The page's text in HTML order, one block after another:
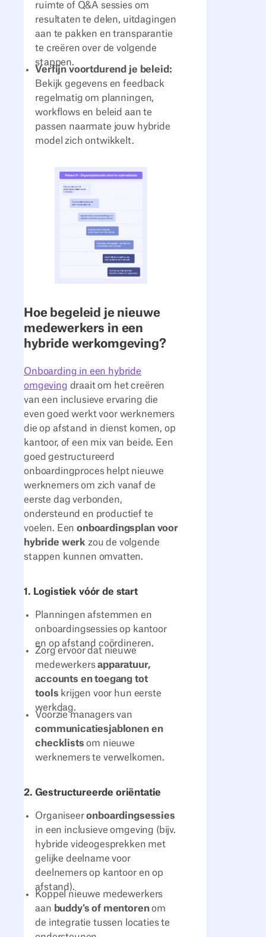
ruimte of Q&A sessies om
resultaten te delen, uitdagingen
aan te pakken en transparantie
te creëren over de volgende
stappen.
Verfijn voortdurend je beleid:
Bekijk gegevens en feedback
regelmatig om planningen,
workflows en beleid aan te
passen naarmate jouw hybride
model zich ontwikkelt.
Hoe begeleid je nieuwe
medewerkers in een
hybride werkomgeving?
Onboarding in een hybride
omgeving draait om het creëren
van een inclusieve ervaring die
even goed werkt voor werknemers
die op afstand in dienst komen, op
kantoor, of een mix van beide. Een
goed gestructureerd
onboardingproces helpt nieuwe
werknemers om zich vanaf de
eerste dag verbonden,
ondersteund en productief te
voelen. Eenonboardingsplan voor
hybride werk zou de volgende
stappen kunnen omvatten.
1. Logistiek vóór de start
Planningen afstemmen en
onboardingsessies op kantoor
en op afstand coördineren.
Zorg ervoor dat nieuwe
medewerkersapparatuur,
accounts en toegang tot
tools krijgen voor hun eerste
werkdag.
Voorzie managers van
communicatiesjablonen en
checklists om nieuwe
werknemers te verwelkomen.
2. Gestructureerde oriëntatie
Organiseeronboardingsessies
in een inclusieve omgeving (bijv.
hybride videogesprekken met
gelijke deelname voor
deelnemers op kantoor en op
afstand).
Koppel nieuwe medewerkers
aan buddy's of mentorenom
de integratie tussen locaties te